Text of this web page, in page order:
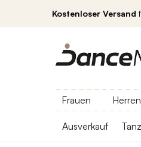
Kostenloser Versand
Frauen Herren
Ausverkauf